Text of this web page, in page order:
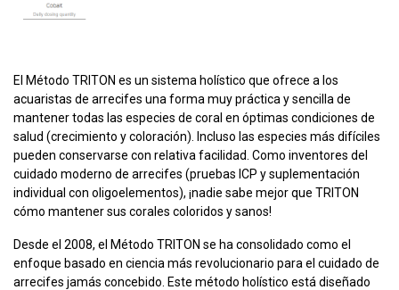
El Método TRITON es un sistema holístico que ofrece a los
acuaristas de arrecifes una forma muy práctica y sencilla de
mantener todas las especies de coral en óptimas condiciones de
salud (crecimiento y coloración). Incluso las especies más difíciles
pueden conservarse con relativa facilidad. Como inventores del
cuidado moderno de arrecifes (pruebas ICP y suplementación
individual con oligoelementos), ¡nadie sabe mejor que TRITON
cómo mantener sus corales coloridos y sanos!
Desde el 2008, el Método TRITON se ha consolidado como el
enfoque basado en ciencia más revolucionario para el cuidado de
arrecifes jamás concebido. Este método holístico está diseñado